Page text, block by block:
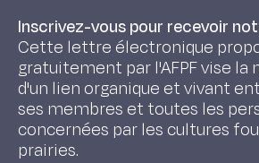
Inscrivez-vous pour recevoir
Cette lettre électronique
gratuitement par l'AFPF vise la
d'un lien organique et vivant
ses membres et toutes les
concernées par les cultures
prairies.